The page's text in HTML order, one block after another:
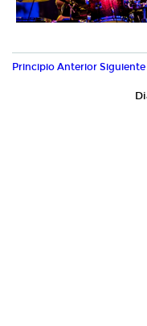
Principio Anterior Siguiente